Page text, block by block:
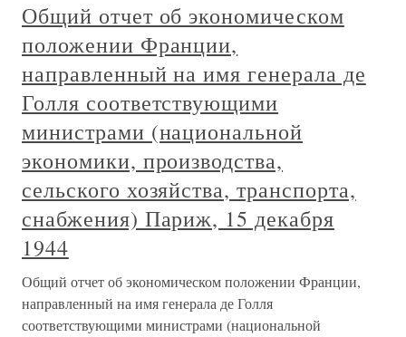
Общий отчет об экономическом
положении Франции,
направленный на имя генерала де
Голля соответствующими
министрами (национальной
экономики, производства,
сельского хозяйства, транспорта,
снабжения) Париж, 15 декабря
1944
Общий отчет об экономическом положении Франции,
направленный на имя генерала де Голля
соответствующими министрами (национальной